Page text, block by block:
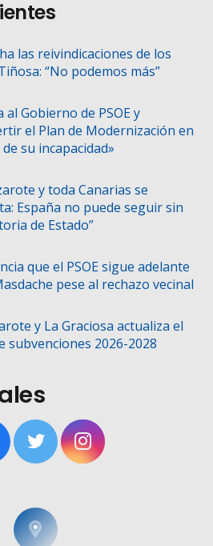
las reivindicaciones de los
“No podemos más”
al Gobierno de PSOE y
el Plan de Modernización en
su incapacidad»
y toda Canarias se
España no puede seguir sin
de Estado”
que el PSOE sigue adelante
pese al rechazo vecinal
y La Graciosa actualiza el
subvenciones 2026-2028